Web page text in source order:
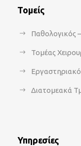
Τομείς
Παθολογικός
Τομέας
Διατομεακά
Υπηρεσίες